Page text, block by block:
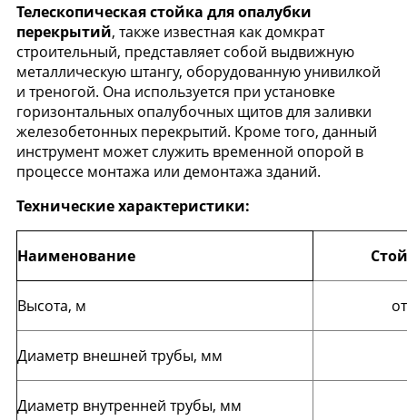
Телескопическая стойка для опалубки
перекрытий, также известная как домкрат
строительный, представляет собой выдвижную
металлическую штангу, оборудованную унивилкой
и треногой. Она используется при установке
горизонтальных опалубочных щитов для заливки
железобетонных перекрытий. Кроме того, данный
инструмент может служить временной опорой в
процессе монтажа или демонтажа зданий.
Технические характеристики:
Наименование
Высота, м
Диаметр внешней трубы, мм
Диаметр внутренней трубы, мм